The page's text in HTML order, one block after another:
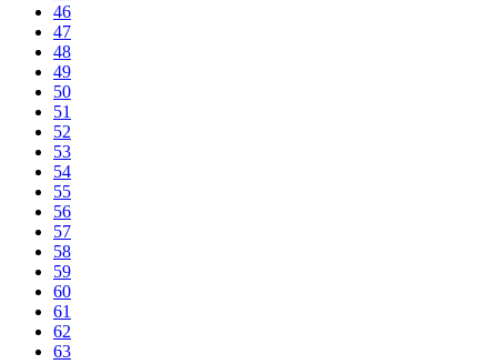
46
47
48
49
50
51
52
53
54
55
56
57
58
59
60
61
62
63